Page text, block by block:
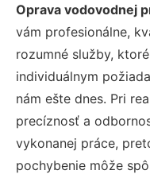
Oprava vodovodnej
vám profesionálne,
rozumné služby,
individuálnym
nám ešte dnes. Pri
precíznosť a
vykonanej práce,
pochybenie môže